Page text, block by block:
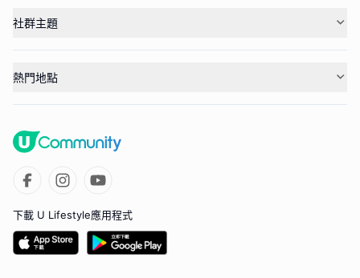
社群主題
熱門地點
下載 U Lifestyle應用程式